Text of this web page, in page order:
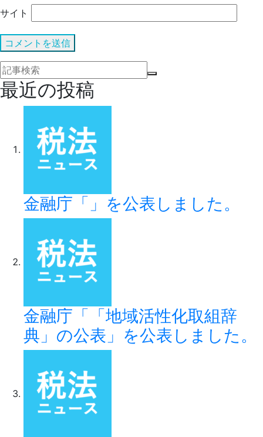
サイト
最近の投稿
金融庁「」を公表しました。
金融庁「「地域活性化取組辞
典」の公表」を公表しました。